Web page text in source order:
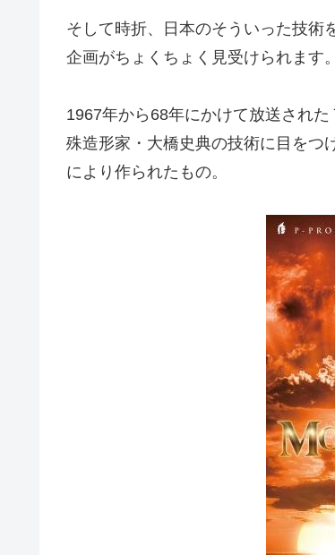
そして時折、日本のそういった技術
企画がちょくちょく見受けられます。
1967年から68年にかけて放送され
殊造形家・大橋史典の技術に目をつ
により作られたもの。